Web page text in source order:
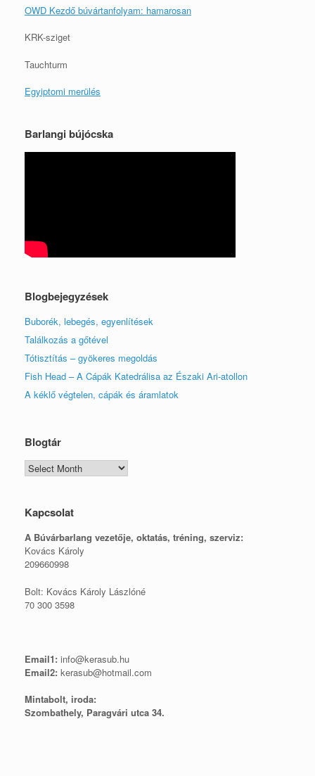
OWD Kezdő búvártanfolyam: hamarosan
KRK-sziget
Tauchturm
Egyiptomi merülés
Barlangi bújócska
Blogbejegyzések
Buborék, lebegés, egyenlítések
Találkozás a gőtével
Tótisztítás – gyökeres megoldás
Fish Head – A Cápák Katedrálisa az Északi Ari-atollon
A kéklő végtelen, cápák és áramlatok
Blogtár
Blogtár
Kapcsolat
A Búvárbarlang vezetője, oktatás, tréning, szerviz:
Kovács Károly
209660998
Bolt: Kovács Károly Lászlóné
70 300 3598
Email1: info@kerasub.hu
Email2: kerasub@hotmail.com
Mintabolt, iroda:
Szombathely, Paragvári utca 34.